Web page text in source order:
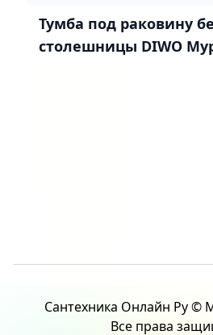
Тумба под раковину
столешницы DIWO
Сантехника Онлайн Ру ©
Все права